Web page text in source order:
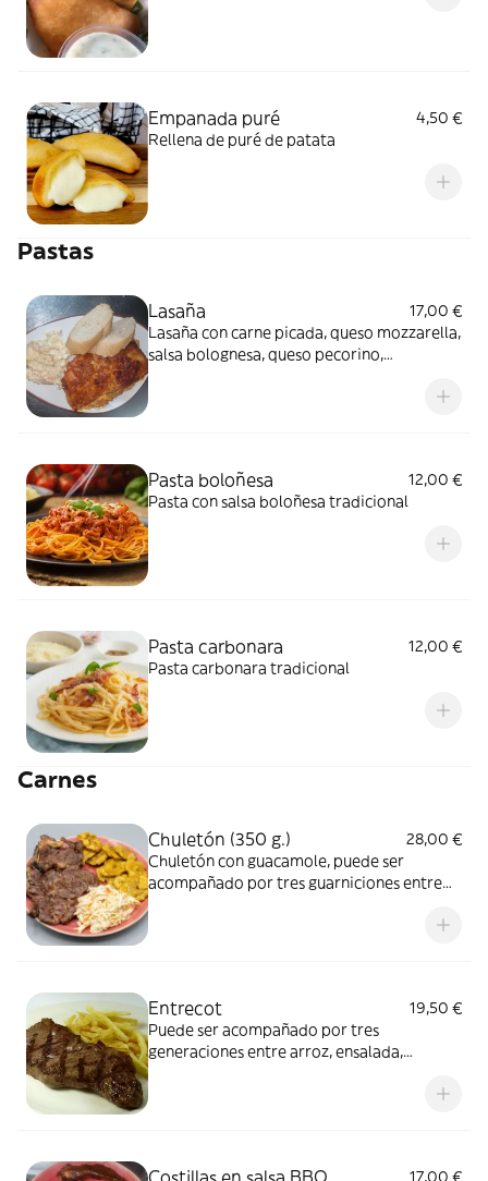
Empanada puré
4,50 €
Rellena de puré de patata
Pastas
Lasaña
17,00 €
Lasaña con carne picada, queso mozzarella,
salsa bolognesa, queso pecorino,
Pasta boloñesa
12,00 €
Pasta con salsa boloñesa tradicional
Pasta carbonara
12,00 €
Pasta carbonara tradicional
Carnes
Chuletón (350 g.)
28,00 €
Chuletón con guacamole, puede ser
acompañado por tres guarniciones entre
Entrecot
19,50 €
Puede ser acompañado por tres
generaciones entre arroz, ensalada,
Costillas en salsa BBQ
17,00 €